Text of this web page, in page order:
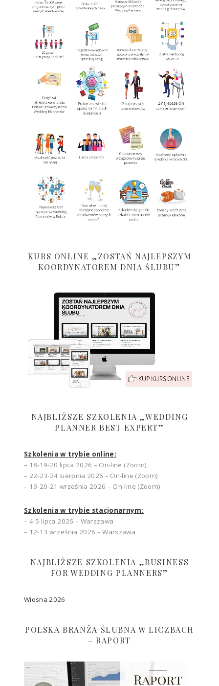
KURS ONLINE „ZOSTAŃ NAJLEPSZYM
KOORDYNATOREM DNIA ŚLUBU”
NAJBLIŻSZE SZKOLENIA „WEDDING
PLANNER BEST EXPERT”
Szkolenia w trybie online:
– 18-19-20 lipca 2026 – On-line (Zoom)
– 22-23-24 sierpnia 2026 – On-line (Zoom)
– 19-20-21 września 2026 – On-line (Zoom)
Szkolenia w trybie stacjonarnym:
– 4-5 lipca 2026 – Warszawa
– 12-13 września 2026 – Warszawa
NAJBLIŻSZE SZKOLENIA „BUSINESS
FOR WEDDING PLANNERS”
Wiosna 2026
POLSKA BRANŻA ŚLUBNA W LICZBACH
– RAPORT